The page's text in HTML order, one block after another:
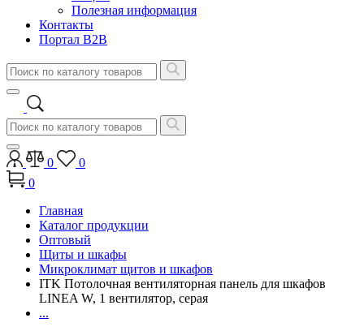
Полезная информация
Контакты
Портал B2B
0
0
0
Главная
Каталог продукции
Оптовый
Щиты и шкафы
Микроклимат щитов и шкафов
ITK Потолочная вентиляторная панель для шкафов
LINEA W, 1 вентилятор, серая
...